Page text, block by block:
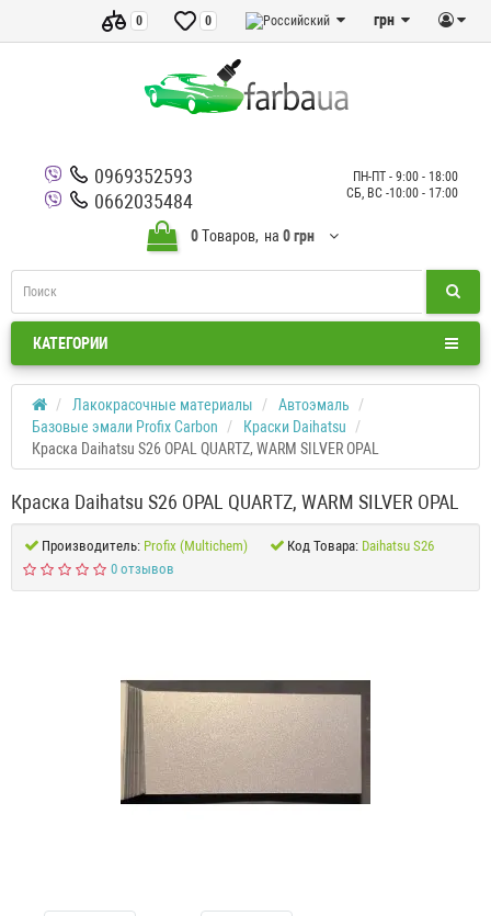
грн
0
0
0969352593
0662035484
ПН-ПТ - 9:00 - 18:00
СБ, ВС -10:00 - 17:00
0Tоваров, на 0 грн
КАТЕГОРИИ
Лакокрасочные материалы
Автоэмаль
Базовые эмали Profix Carbon
Краски Daihatsu
Краска Daihatsu S26 OPAL QUARTZ, WARM SILVER OPAL
Краска Daihatsu S26 OPAL QUARTZ, WARM SILVER OPAL
Производитель: Profix (Multichem) Код Товара: Daihatsu S26
0 отзывов